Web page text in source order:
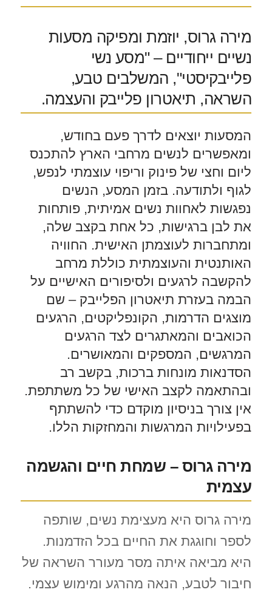
מירה גרוס, יוזמת ומפיקה מסעות
נשיים ייחודיים – "מסע נשי
פלייבקיסטי", המשלבים טבע,
השראה, תיאטרון פלייבק והעצמה.
המסעות יוצאים לדרך פעם בחודש,
ומאפשרים לנשים מרחבי הארץ להתכנס
ליום וחצי של פינוק וריפוי עוצמתי לנפש,
לגוף ולתודעה. בזמן המסע, הנשים
נפגשות לאחוות נשים אמיתית, פותחות
את לבן ברגישות, כל אחת בקצב שלה,
ומתחברות לעוצמתן האישית. החוויה
האותנטית והעוצמתית כוללת מרחב
להקשבה לרגעים ולסיפורים האישיים על
הבמה בעזרת תיאטרון הפלייבק – שם
מוצגים הדרמות, הקונפליקטים, הרגעים
הכואבים והמאתגרים לצד הרגעים
המרגשים, המספקים והמאושרים.
הסדנאות מונחות ברכות, בקשב רב
ובהתאמה לקצב האישי של כל משתתפת.
אין צורך בניסיון מוקדם כדי להשתתף
בפעילויות המרגשות והמחזקות הללו.
מירה גרוס – שמחת חיים והגשמה
עצמית
מירה גרוס היא מעצימת נשים, שותפה
לספר וחוגגת את החיים בכל הזדמנות.
היא מביאה איתה מסר מעורר השראה של
חיבור לטבע, הנאה מהרגע ומימוש עצמי.